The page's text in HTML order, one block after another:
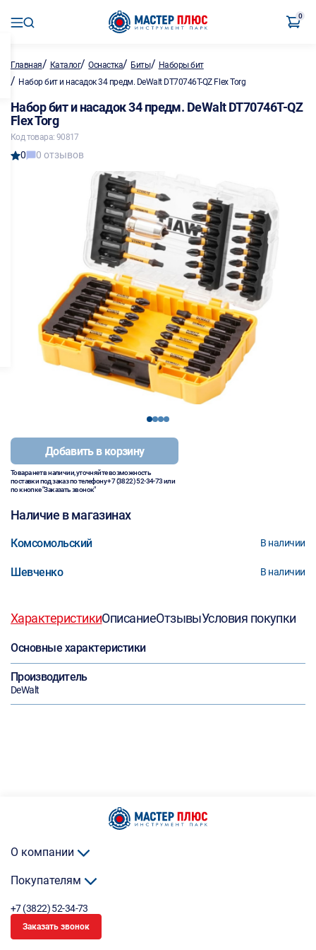
0
Главная/ Каталог/Оснастка/ Биты/ Наборы бит
/ Набор бит и насадок 34 предм. DeWalt DT70746T-QZ Flex Torg
Набор бит и насадок 34 предм. DeWalt DT70746T-QZ
Flex Torg
Код товара: 90817
0 0 отзывов
1234
Добавить в корзину
Товара нет в наличии, уточняйте возможность
поставки под заказ по телефону+7 (3822) 52-34-73или
по кнопке "Заказать звонок"
Наличие в магазинах
Комсомольский В наличии
Шевченко В наличии
ХарактеристикиОписаниеОтзывыУсловия покупки
Основные характеристики
Производитель
DeWalt
О компании
Покупателям
+7 (3822) 52-34-73
Заказать звонок